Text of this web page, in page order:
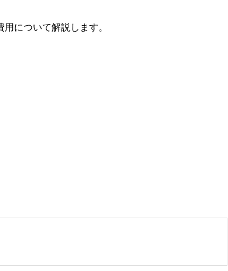
について解説します。
活アドバイザー